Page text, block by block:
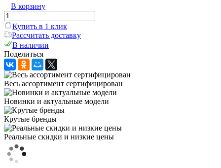
В корзину
Купить в 1 клик
Рассчитать доставку
В наличии
Поделиться
Весь ассортимент сертифицирован
Новинки и актуальные модели
Крутые бренды
Реальные скидки и низкие цены